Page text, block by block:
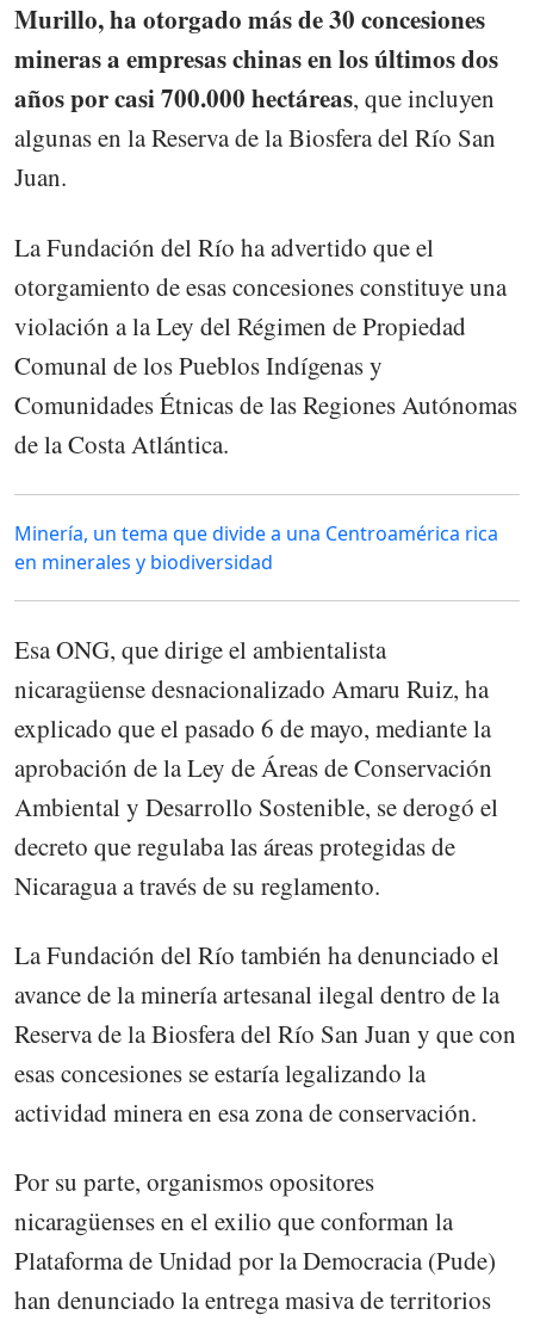
Murillo, ha otorgado más de 30 concesiones
mineras a empresas chinas en los últimos dos
años por casi 700.000 hectáreas, que incluyen
algunas en la Reserva de la Biosfera del Río San
Juan.
La Fundación del Río ha advertido que el
otorgamiento de esas concesiones constituye una
violación a la Ley del Régimen de Propiedad
Comunal de los Pueblos Indígenas y
Comunidades Étnicas de las Regiones Autónomas
de la Costa Atlántica.
Minería, un tema que divide a una Centroamérica rica
en minerales y biodiversidad
Esa ONG, que dirige el ambientalista
nicaragüense desnacionalizado Amaru Ruiz, ha
explicado que el pasado 6 de mayo, mediante la
aprobación de la Ley de Áreas de Conservación
Ambiental y Desarrollo Sostenible, se derogó el
decreto que regulaba las áreas protegidas de
Nicaragua a través de su reglamento.
La Fundación del Río también ha denunciado el
avance de la minería artesanal ilegal dentro de la
Reserva de la Biosfera del Río San Juan y que con
esas concesiones se estaría legalizando la
actividad minera en esa zona de conservación.
Por su parte, organismos opositores
nicaragüenses en el exilio que conforman la
Plataforma de Unidad por la Democracia (Pude)
han denunciado la entrega masiva de territorios